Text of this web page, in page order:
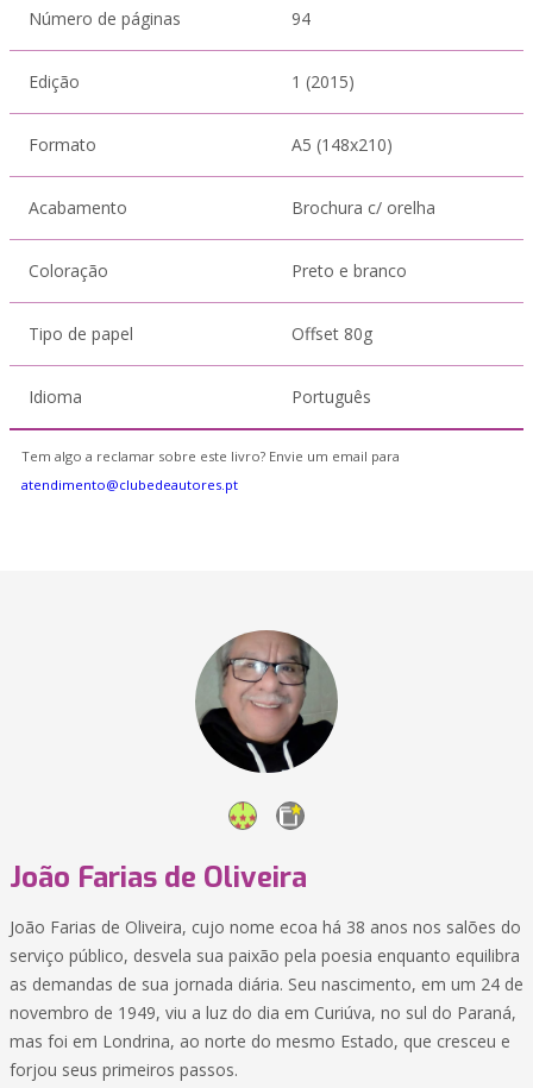
Número de páginas 94
Edição 1 (2015)
Formato A5 (148x210)
Acabamento Brochura c/ orelha
Coloração Preto e branco
Tipo de papel Offset 80g
Idioma Português
Tem algo a reclamar sobre este livro? Envie um email para
atendimento@clubedeautores.pt
João Farias de Oliveira
João Farias de Oliveira, cujo nome ecoa há 38 anos nos salões do
serviço público, desvela sua paixão pela poesia enquanto equilibra
as demandas de sua jornada diária. Seu nascimento, em um 24 de
novembro de 1949, viu a luz do dia em Curiúva, no sul do Paraná,
mas foi em Londrina, ao norte do mesmo Estado, que cresceu e
forjou seus primeiros passos.